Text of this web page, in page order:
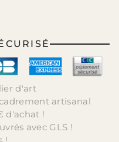
d'art
artisanal
d'achat !
avec GLS !